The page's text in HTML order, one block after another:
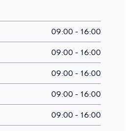
09:00 - 16:00
09:00 - 16:00
09:00 - 16:00
09:00 - 16:00
09:00 - 16:00